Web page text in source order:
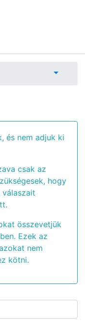
és nem adjuk ki
csak az
hogy
válaszait
összevetjük
Ezek az
nem
kötni.